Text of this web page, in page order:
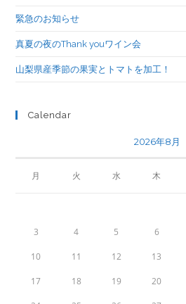
緊急のお知らせ
真夏の夜のThank youワイン会
山梨県産季節の果実とトマトを加工！
Calendar
2026年8月
月 火 水 木
3 4 5 6
10 11 12 13
17 18 19 20